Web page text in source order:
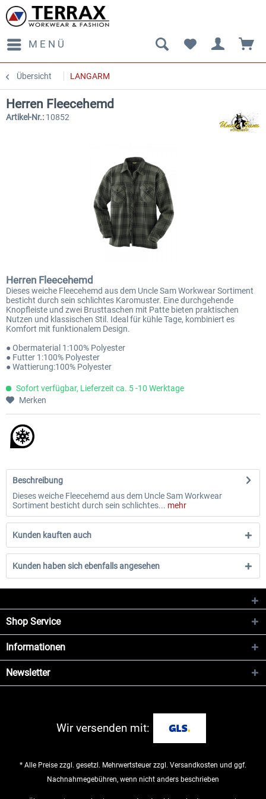
MENÜ
Übersicht LANGARM
Herren Fleecehemd
Artikel-Nr.: 10852
Herren Fleecehemd
Dieses weiche Fleecehemd aus dem Uncle Sam Workwear Sortiment
besticht durch sein schlichtes Karomuster. Eine durchgehende
Knopfleiste und zwei Brusttaschen mit Patte bieten praktischen
Nutzen und klassischen Stil. Ideal für kühle Tage, kombiniert es
Komfort mit funktionalem Design.
● Obermaterial 1:100% Polyester
● Futter 1:100% Polyester
● Wattierung:100% Polyester
Sofort verfügbar, Lieferzeit ca. 5 -10 Werktage
Merken
Beschreibung
Dieses weiche Fleecehemd aus dem Uncle Sam Workwear
Sortiment besticht durch sein schlichtes... mehr
Kunden kauften auch
Kunden haben sich ebenfalls angesehen
Shop Service
Informationen
Newsletter
Wir versenden mit:
* Alle Preise zzgl. gesetzl. Mehrwertsteuer zzgl. Versandkosten und ggf.
Nachnahmegebühren, wenn nicht anders beschrieben